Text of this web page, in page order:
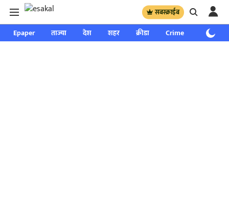
सबस्क्राईब
Epaper ताज्या देश शहर क्रीडा Crime साप्ताहिक